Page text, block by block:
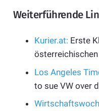
Weiterführende
Kurier.at: Erste
Los Angeles
to sue VW over